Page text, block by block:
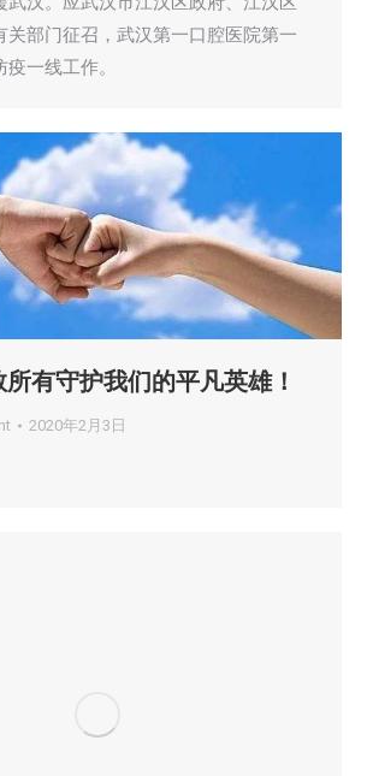
关部门征召，武汉第一口腔医院第一
一线工作。
有守护我们的平凡英雄！
2020年2月3日